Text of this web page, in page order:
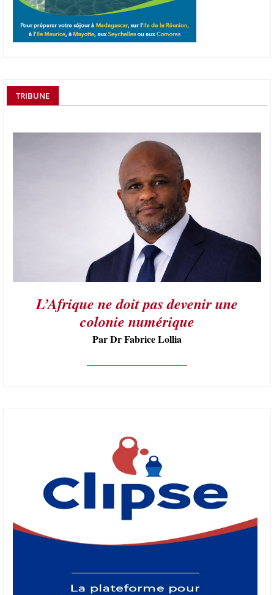
TRIBUNE
L’Afrique ne doit pas devenir une
colonie numérique
Par Dr Fabrice Lollia